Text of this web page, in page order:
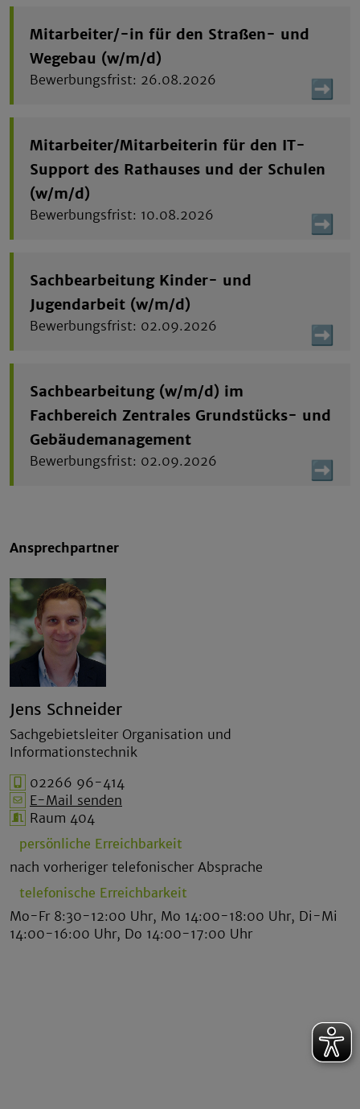
Mitarbeiter/-in für den Straßen- und
Wegebau (w/m/d)
26.08.2026
Mitarbeiter/Mitarbeiterin für den IT-
Support des Rathauses und der Schulen
(w/m/d)
10.08.2026
Sachbearbeitung Kinder- und
Jugendarbeit (w/m/d)
02.09.2026
Sachbearbeitung (w/m/d) im
Fachbereich Zentrales Grundstücks- und
Gebäudemanagement
02.09.2026
Ansprechpartner
Jens Schneider
Sachgebietsleiter Organisation und
Informationstechnik
02266 96-414
E-Mail senden
Raum 404
persönliche Erreichbarkeit
nach vorheriger telefonischer Absprache
telefonische Erreichbarkeit
Mo-Fr 8:30-12:00 Uhr, Mo 14:00-18:00 Uhr, Di-Mi
14:00-16:00 Uhr, Do 14:00-17:00 Uhr